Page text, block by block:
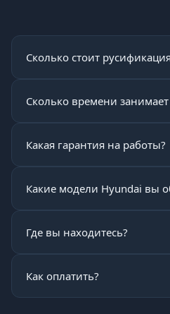
Сколько стоит
Сколько времени
Какая гарантия на работы?
Какие модели Hyundai вы
Где вы находитесь?
Как оплатить?